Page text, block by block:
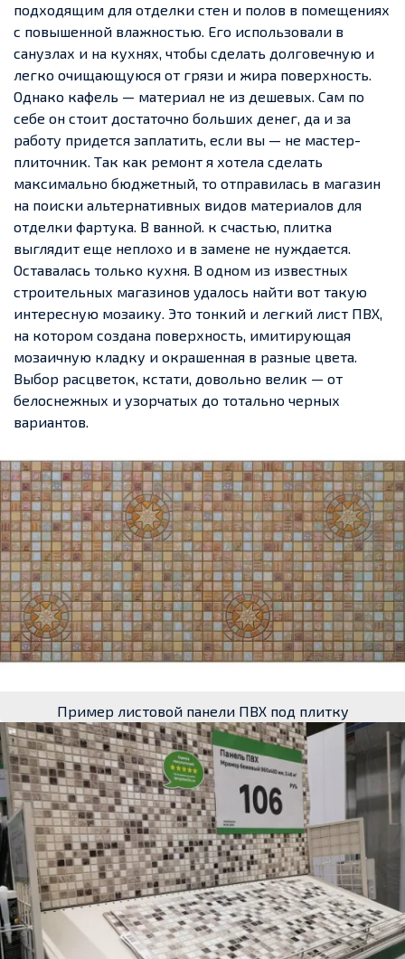
подходящим для отделки стен и полов в помещениях
с повышенной влажностью. Его использовали в
санузлах и на кухнях, чтобы сделать долговечную и
легко очищающуюся от грязи и жира поверхность.
Однако кафель — материал не из дешевых. Сам по
себе он стоит достаточно больших денег, да и за
работу придется заплатить, если вы — не мастер-
плиточник. Так как ремонт я хотела сделать
максимально бюджетный, то отправилась в магазин
на поиски альтернативных видов материалов для
отделки фартука. В ванной. к счастью, плитка
выглядит еще неплохо и в замене не нуждается.
Оставалась только кухня. В одном из известных
строительных магазинов удалось найти вот такую
интересную мозаику. Это тонкий и легкий лист ПВХ,
на котором создана поверхность, имитирующая
мозаичную кладку и окрашенная в разные цвета.
Выбор расцветок, кстати, довольно велик — от
белоснежных и узорчатых до тотально черных
вариантов.
Пример листовой панели ПВХ под плитку